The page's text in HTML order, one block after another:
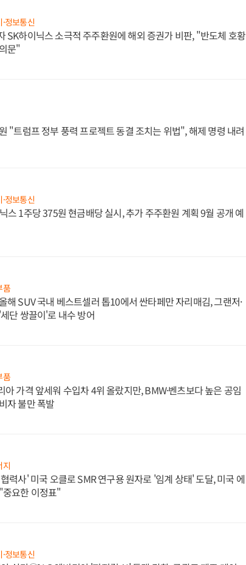
·정보통신
SK하이닉스 소극적 주주환원에 해외 증권가 비판, "반도체 호황
문"
"트럼프 정부 풍력 프로젝트 동결 조치는 위법", 해제 명령 내려
·정보통신
스 1주당 375원 현금배당 실시, 추가 주주환원 계획 9월 공개 예
품
해 SUV 국내 베스트셀러 톱10에서 싼타페만 자리매김, 그랜저·
단 쌍끌이'로 내수 방어
품
아 가격 앞세워 수입차 4위 올랐지만, BMW·벤츠보다 높은 공임
자 불만 폭발
지
력사' 미국 오클로 SMR 연구용 원자로 '임계 상태' 도달, 미국 에
요한 이정표"
·정보통신